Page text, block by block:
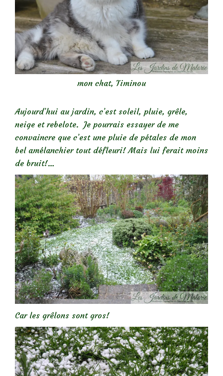
mon chat, Timinou
Aujourd’hui au jardin, c’est soleil, pluie, grêle,
neige et rebelote. Je pourrais essayer de me
convaincre que c’est une pluie de pétales de mon
bel amélanchier tout défleuri! Mais lui ferait moins
de bruit!…
Car les grêlons sont gros!